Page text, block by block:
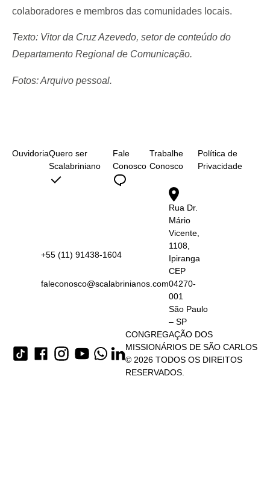
colaboradores e membros das comunidades locais.
Texto: Vitor da Cruz Azevedo, setor de conteúdo do
Departamento Regional de Comunicação.
Fotos: Arquivo pessoal.
OuvidoriaQuero ser
Scalabriniano
Fale
Conosco
Trabalhe
Conosco
Política de
Privacidade
+55 (11) 91438-1604
faleconosco@scalabrinianos.com
Rua Dr.
Mário
Vicente,
1108,
Ipiranga
CEP
04270-
001
São Paulo
– SP
CONGREGAÇÃO DOS
MISSIONÁRIOS DE SÃO CARLOS
© 2026 TODOS OS DIREITOS
RESERVADOS.